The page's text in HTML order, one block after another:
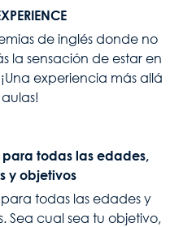
de inglés donde no
la sensación de estar en
experiencia más allá
para todas las edades,
y objetivos
para todas las edades y
Sea cual sea tu objetivo,